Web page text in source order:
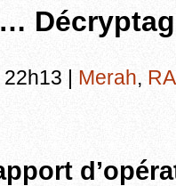
| Merah,